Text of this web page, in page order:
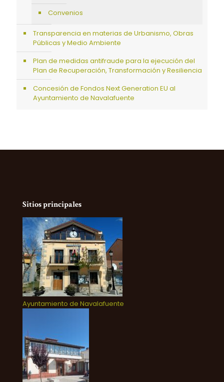
Convenios
Transparencia en materias de Urbanismo, Obras
Públicas y Medio Ambiente
Plan de medidas antifraude para la ejecución del
Plan de Recuperación, Transformación y Resiliencia
Concesión de Fondos Next Generation EU al
Ayuntamiento de Navalafuente
Sitios principales
Ayuntamiento de Navalafuente